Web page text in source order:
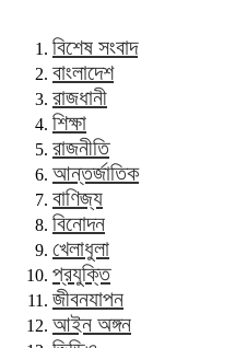
বিশেষ সংবাদ
বাংলাদেশ
রাজধানী
শিক্ষা
রাজনীতি
আন্তর্জাতিক
বাণিজ্য
বিনোদন
খেলাধুলা
প্রযুক্তি
জীবনযাপন
আইন অঙ্গন